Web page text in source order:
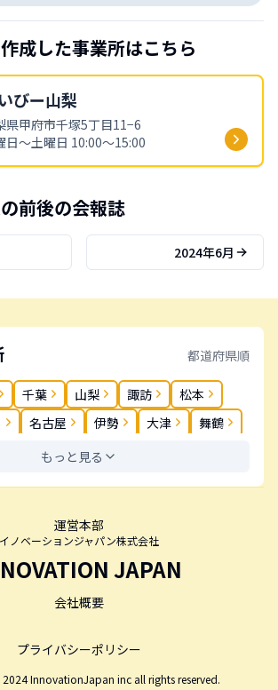
成した事業所はこちら
びー山梨
県甲府市千塚5丁目11−6
日〜土曜日 10:00〜15:00
の前後の会報誌
2024年6月
都道府県順
千葉 山梨 諏訪
松本
名古屋 伊勢 大津
舞鶴
松茂 高松
もっと見る
運営本部
イノベーションジャパン株式会社
JAPAN
会社概要
プライバシーポリシー
InnovationJapan inc all rights reserved.